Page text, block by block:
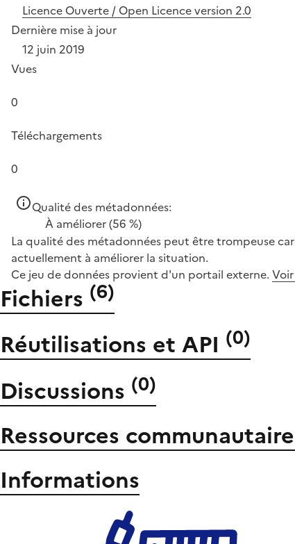
Licence Ouverte / Open Licence version 2.0
Dernière mise à jour
12 juin 2019
Vues
0
Téléchargements
0
Qualité des métadonnées:
À améliorer(56 %)
La qualité des métadonnées peut être trompeuse
actuellement à améliorer la situation.
Ce jeu de données provient d'un portail externe.
Fichiers (6)
Réutilisations et API (0)
Discussions (0)
Ressources
Informations